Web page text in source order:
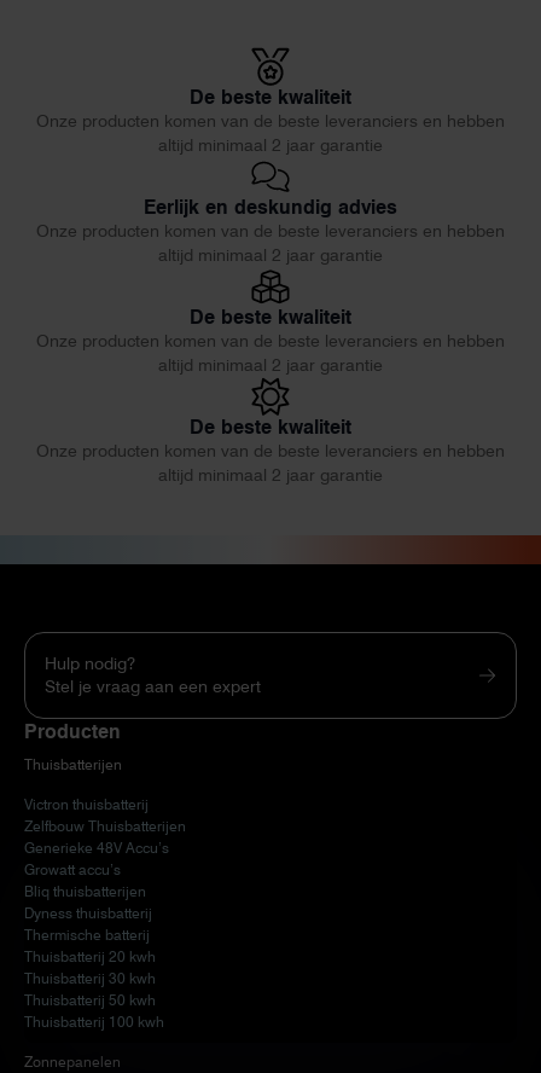
De beste kwaliteit
Onze producten komen van de beste leveranciers en hebben
altijd minimaal 2 jaar garantie
Eerlijk en deskundig advies
Onze producten komen van de beste leveranciers en hebben
altijd minimaal 2 jaar garantie
De beste kwaliteit
Onze producten komen van de beste leveranciers en hebben
altijd minimaal 2 jaar garantie
De beste kwaliteit
Onze producten komen van de beste leveranciers en hebben
altijd minimaal 2 jaar garantie
Hulp nodig?
Stel je vraag aan een expert
Producten
Thuisbatterijen
Victron thuisbatterij
Zelfbouw Thuisbatterijen
Generieke 48V Accu’s
Growatt accu’s
Bliq thuisbatterijen
Dyness thuisbatterij
Thermische batterij
Thuisbatterij 20 kwh
Thuisbatterij 30 kwh
Thuisbatterij 50 kwh
Thuisbatterij 100 kwh
Zonnepanelen